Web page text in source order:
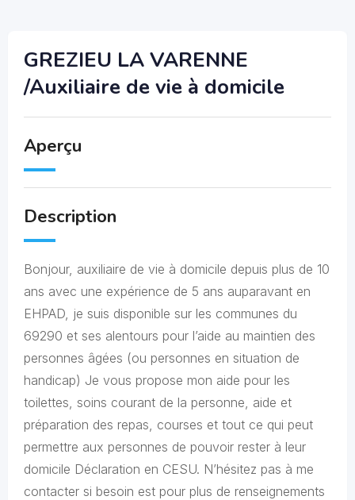
GREZIEU LA VARENNE
/Auxiliaire de vie à domicile
Aperçu
Description
Bonjour, auxiliaire de vie à domicile depuis plus de 10
ans avec une expérience de 5 ans auparavant en
EHPAD, je suis disponible sur les communes du
69290 et ses alentours pour l’aide au maintien des
personnes âgées (ou personnes en situation de
handicap) Je vous propose mon aide pour les
toilettes, soins courant de la personne, aide et
préparation des repas, courses et tout ce qui peut
permettre aux personnes de pouvoir rester à leur
domicile Déclaration en CESU. N’hésitez pas à me
contacter si besoin est pour plus de renseignements